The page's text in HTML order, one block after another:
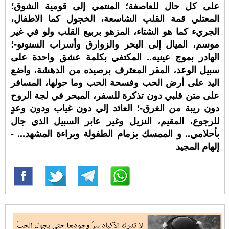
على كل حال للعاصفة؛ المنتمي إلى قومية الشوق؛
المعتلي قمة القلب الشاسعة، الخجول كما الاطفال،
الجريء كما هو الشتاء، المزهو بربيع القلب ولو في غير
موسم، الميال إلى البحر والزوارق وأسراب السنونو-؛
الهادر بموج عينيه.. المكتفي بكلمة عشق واحدة على
سبيل الوعد، المقر المعترف برصيده من الدهشة، واضع
اليد على أرض الحب وفسحة الحب وما حولها، المسافر
على متن قلبي دون تذكرة للسفر، المبحر في لجة الروح
دون ريبة من الغرق-؛ العائد إلي دون غياب ودون وعدٍ
للرجوع، المقيم، النزيل وغير عابر السبيل الذي جال
بأحلامي.. و الممسك بزمام الطفولة وبراءة المشهد... -
إلهام المجيد